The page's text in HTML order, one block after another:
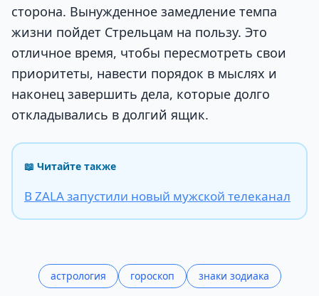
сторона. Вынужденное замедление темпа
жизни пойдет Стрельцам на пользу. Это
отличное время, чтобы пересмотреть свои
приоритеты, навести порядок в мыслях и
наконец завершить дела, которые долго
откладывались в долгий ящик.
📖 Читайте также
В ZALA запустили новый мужской телеканал
астрология гороскоп знаки зодиака